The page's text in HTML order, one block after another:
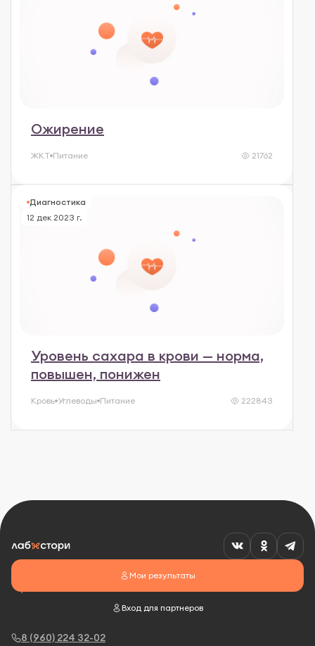
Ожирение
ЖКТ Питание 21762
Диагностика
12 дек 2023 г.
Уровень сахара в крови — норма,
повышен, понижен
Кровь Углеводы Питание 222843
8 (960) 224 32-02
Мои результаты
Вход для партнеров